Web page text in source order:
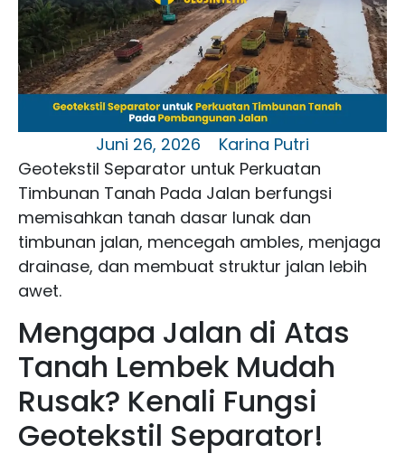
Juni 26, 2026
Karina Putri
Geotekstil Separator untuk Perkuatan
Timbunan Tanah Pada Jalan berfungsi
memisahkan tanah dasar lunak dan
timbunan jalan, mencegah ambles, menjaga
drainase, dan membuat struktur jalan lebih
awet.
Mengapa Jalan di Atas
Tanah Lembek Mudah
Rusak? Kenali Fungsi
Geotekstil Separator!